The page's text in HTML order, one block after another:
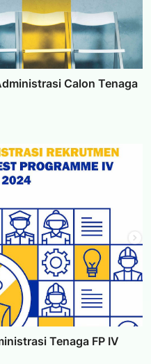
Calon Tenaga
Tenaga FP IV